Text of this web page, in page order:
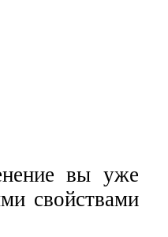
вы уже
свойствами